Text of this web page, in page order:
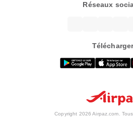
Réseaux
Copyright 2026 Airpaz.com.